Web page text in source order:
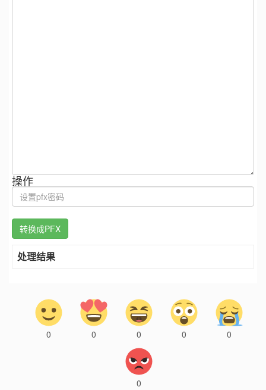
操作
处理结果
0 0 0 0 0
0